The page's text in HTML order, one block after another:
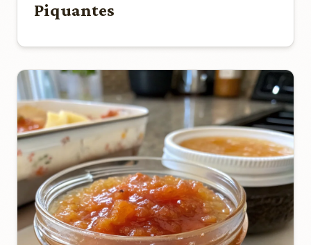
Piquantes